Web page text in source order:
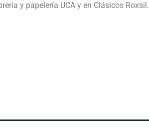
y papelería UCA y en Clásicos Roxsil.